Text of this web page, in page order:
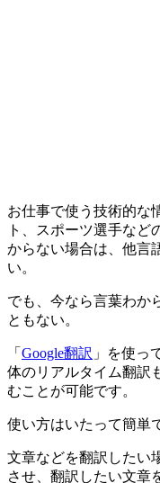
お仕事で使う技術的な
ト、スポーツ選手など
からない場合は、他言
い。
でも、今なら言葉わか
ともない。
「 Google翻訳 」を使っ
体のリアルタイム翻訳
むことが可能です。
使い方はいたって簡単
文章などを翻訳したい
させ、翻訳したい文章